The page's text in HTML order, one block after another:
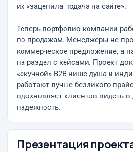
их «зацепила подача на сайте».
Теперь портфолио компании
по продажам. Менеджеры не
коммерческое предложение, а
на раздел с кейсами. Проект
«скучной» B2B-нише душа и
работают лучше безликого
вдохновляет клиентов видеть в
надежность.
Презентация